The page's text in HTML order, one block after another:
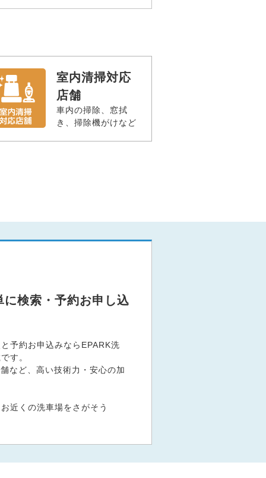
室内清掃対応
店舗
車内の掃除、窓拭
き、掃除機がけなど
検索・予約お申し込
予約お申込みならEPARK洗
す。
など、高い技術力・安心の加
近くの洗車場をさがそう